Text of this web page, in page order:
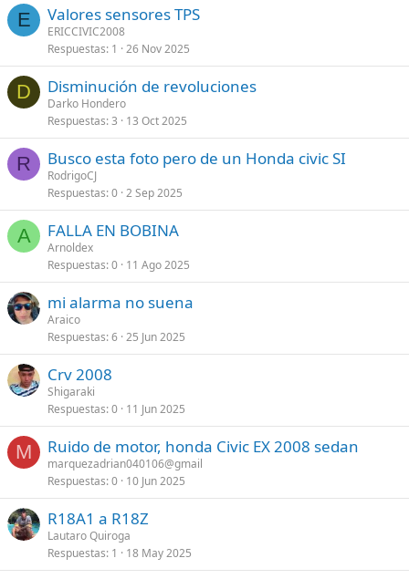
E Valores sensores TPS
ERICCIVIC2008
Respuestas 1 26 Nov 2025
D Disminución de revoluciones
Darko Hondero
Respuestas 3 13 Oct 2025
R Busco esta foto pero de un Honda civic SI
RodrigoCJ
Respuestas 0 2 Sep 2025
A FALLA EN BOBINA
Arnoldex
Respuestas 0 11 Ago 2025
mi alarma no suena
Araico
Respuestas 6 25 Jun 2025
Crv 2008
Shigaraki
Respuestas 0 11 Jun 2025
M Ruido de motor, honda Civic EX 2008 sedan
marquezadrian040106@gmail
Respuestas 0 10 Jun 2025
R18A1 a R18Z
Lautaro Quiroga
Respuestas 1 18 May 2025